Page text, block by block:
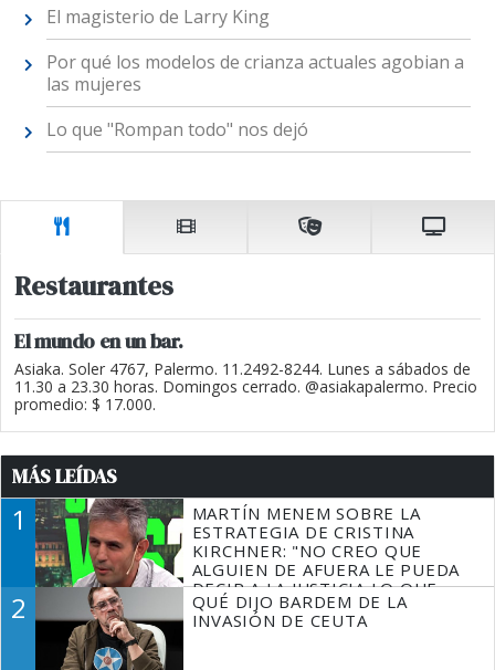
El magisterio de Larry King
Por qué los modelos de crianza actuales agobian a
las mujeres
Lo que "Rompan todo" nos dejó
Restaurantes
El mundo en un bar.
Asiaka. Soler 4767, Palermo. 11.2492-8244. Lunes a sábados de
11.30 a 23.30 horas. Domingos cerrado. @asiakapalermo. Precio
promedio: $ 17.000.
MÁS LEÍDAS
1
MARTÍN MENEM SOBRE LA
ESTRATEGIA DE CRISTINA
KIRCHNER: "NO CREO QUE
ALGUIEN DE AFUERA LE PUEDA
DECIR A LA JUSTICIA LO QUE
TIENE QUE HACER"
2
QUÉ DIJO BARDEM DE LA
INVASIÓN DE CEUTA